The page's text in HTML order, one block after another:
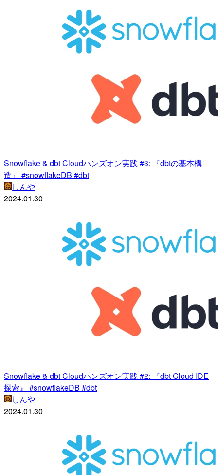
Snowflake & dbt Cloudハンズオン実践 #3: 『dbtの基本構
造』 #snowflakeDB #dbt
しんや
2024.01.30
Snowflake & dbt Cloudハンズオン実践 #2: 『dbt Cloud IDE
探索』 #snowflakeDB #dbt
しんや
2024.01.30